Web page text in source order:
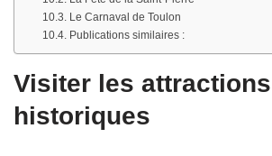
Le Carnaval de Toulon
Publications similaires :
Visiter les attractions
historiques